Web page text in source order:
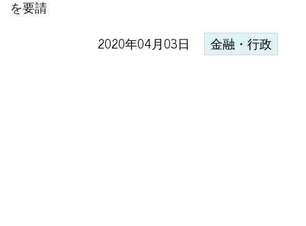
を要請
2020年04月03日 金融・行政